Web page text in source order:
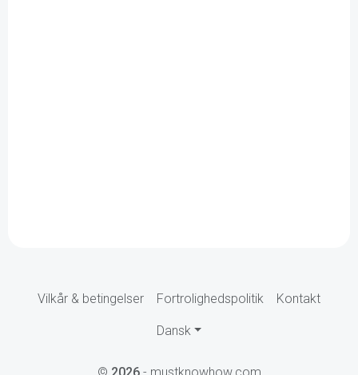
Vilkår & betingelser Fortrolighedspolitik Kontakt
Dansk